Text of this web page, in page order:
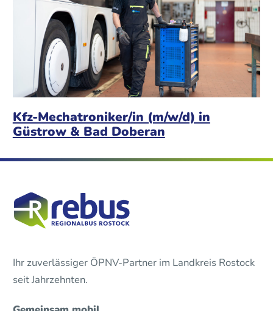
Kfz-Mechatroniker/in (m/w/d) in
Güstrow & Bad Doberan
Ihr zuverlässiger ÖPNV-Partner im Landkreis Rostock
seit Jahrzehnten.